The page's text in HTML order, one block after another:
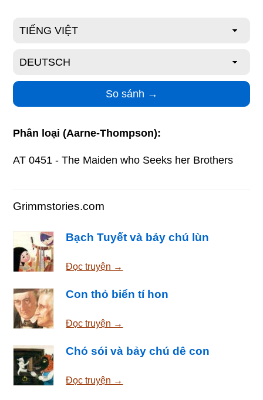
Phân loại (Aarne-Thompson):
AT 0451 - The Maiden who Seeks her Brothers
Grimmstories.com
Bạch Tuyết và bảy chú lùn
Đọc truyện →
Con thỏ biển tí hon
Đọc truyện →
Chó sói và bảy chú dê con
Đọc truyện →